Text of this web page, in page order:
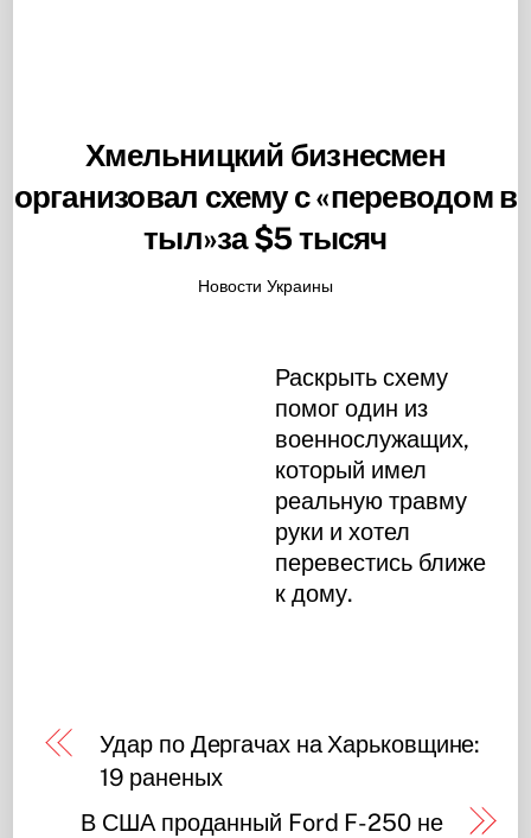
Хмельницкий бизнесмен
организовал схему с «переводом в
тыл»за $5 тысяч
Новости Украины
Раскрыть схему
помог один из
военнослужащих,
который имел
реальную травму
руки и хотел
перевестись ближе
к дому.
Удар по Дергачах на Харьковщине:
19 раненых
В США проданный Ford F-250 не